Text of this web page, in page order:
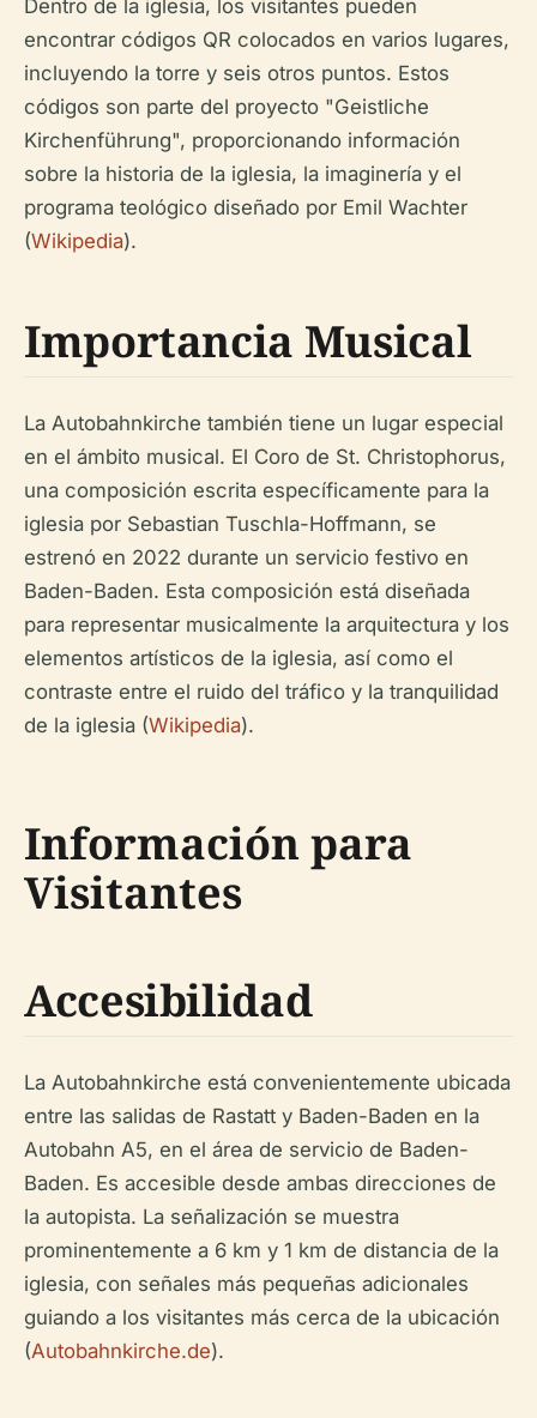
Dentro de la iglesia, los visitantes pueden
encontrar códigos QR colocados en varios lugares,
incluyendo la torre y seis otros puntos. Estos
códigos son parte del proyecto "Geistliche
Kirchenführung", proporcionando información
sobre la historia de la iglesia, la imaginería y el
programa teológico diseñado por Emil Wachter
(Wikipedia).
Importancia Musical
La Autobahnkirche también tiene un lugar especial
en el ámbito musical. El Coro de St. Christophorus,
una composición escrita específicamente para la
iglesia por Sebastian Tuschla-Hoffmann, se
estrenó en 2022 durante un servicio festivo en
Baden-Baden. Esta composición está diseñada
para representar musicalmente la arquitectura y los
elementos artísticos de la iglesia, así como el
contraste entre el ruido del tráfico y la tranquilidad
de la iglesia (Wikipedia).
Información para
Visitantes
Accesibilidad
La Autobahnkirche está convenientemente ubicada
entre las salidas de Rastatt y Baden-Baden en la
Autobahn A5, en el área de servicio de Baden-
Baden. Es accesible desde ambas direcciones de
la autopista. La señalización se muestra
prominentemente a 6 km y 1 km de distancia de la
iglesia, con señales más pequeñas adicionales
guiando a los visitantes más cerca de la ubicación
(Autobahnkirche.de).